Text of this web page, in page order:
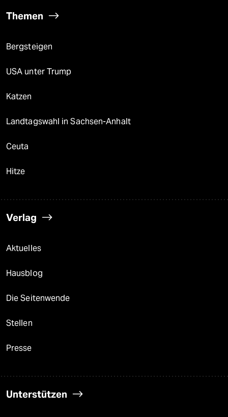
Themen
Bergsteigen
USA unter Trump
Katzen
Landtagswahl in Sachsen-Anhalt
Ceuta
Hitze
Verlag
Aktuelles
Hausblog
Die Seitenwende
Stellen
Presse
Unterstützen